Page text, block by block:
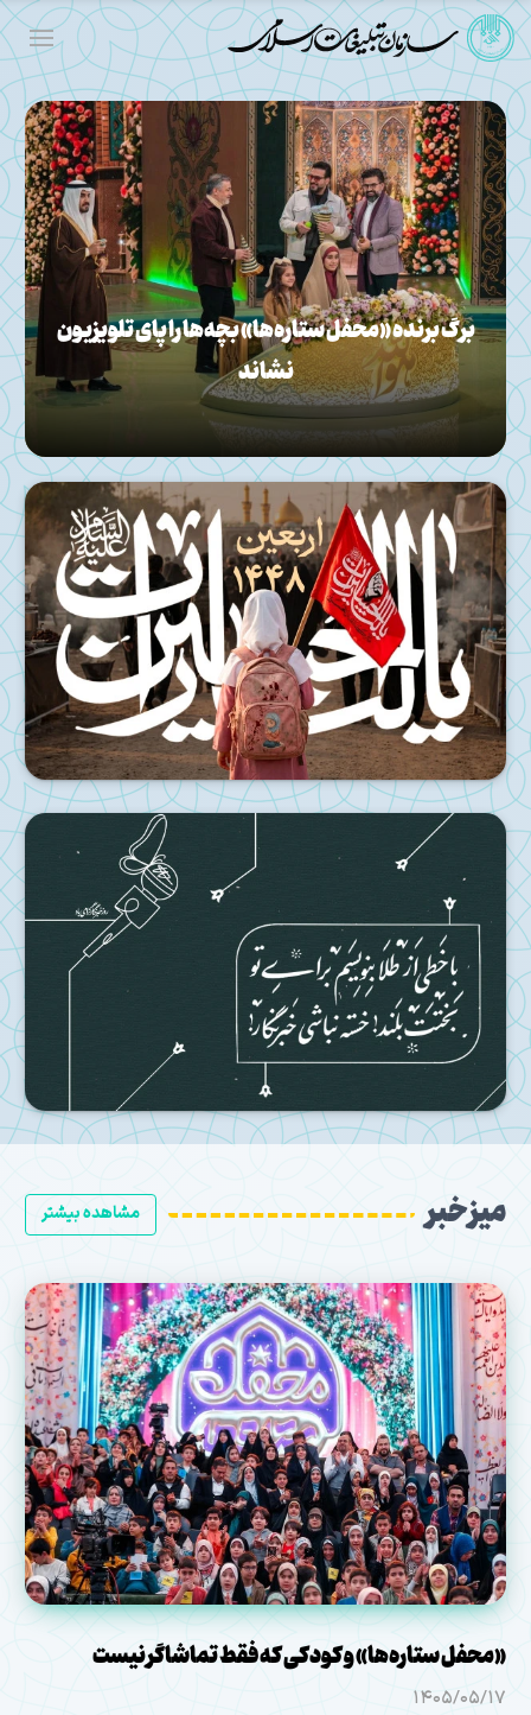
برگ برنده «محفل ستاره‌ها» بچه‌ها را پای تلویزیون
نشاند
مشاهده بیشتر میز خبر
«محفل ستاره‌ها» و کودکی که فقط تماشاگر نیست
1405/05/17